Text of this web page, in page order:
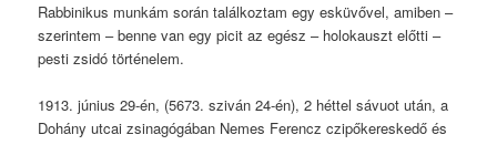
Rabbinikus munkám során találkoztam egy esküvővel, amiben –
szerintem – benne van egy picit az egész – holokauszt előtti –
pesti zsidó történelem.
1913. június 29-én, (5673. sziván 24-én), 2 héttel sávuot után, a
Dohány utcai zsinagógában Nemes Ferencz czipőkereskedő és